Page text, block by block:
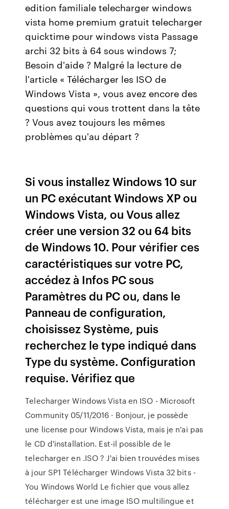
edition familiale telecharger windows
vista home premium gratuit telecharger
quicktime pour windows vista Passage
archi 32 bits à 64 sous windows 7;
Besoin d'aide ? Malgré la lecture de
l'article « Télécharger les ISO de
Windows Vista », vous avez encore des
questions qui vous trottent dans la tête
? Vous avez toujours les mêmes
problèmes qu'au départ ?
Si vous installez Windows 10 sur
un PC exécutant Windows XP ou
Windows Vista, ou Vous allez
créer une version 32 ou 64 bits
de Windows 10. Pour vérifier ces
caractéristiques sur votre PC,
accédez à Infos PC sous
Paramètres du PC ou, dans le
Panneau de configuration,
choisissez Système, puis
recherchez le type indiqué dans
Type du système. Configuration
requise. Vérifiez que
Telecharger Windows Vista en ISO - Microsoft
Community 05/11/2016 · Bonjour, je possède
une license pour Windows Vista, mais je n'ai pas
le CD d'installation. Est-il possible de le
telecharger en .ISO ? J'ai bien trouvédes mises
à jour SP1 Télécharger Windows Vista 32 bits -
You Windows World Le fichier que vous allez
télécharger est une image ISO multilingue et